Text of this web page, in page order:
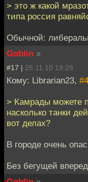
> это ж какой
типа россия
Обычной:
Goblin »
#17 | 25.11.10 19:28
Кому: Librarian23, #4
> Камрады можете
насколько танки
вот делах?
В городе очень
Без бегущей